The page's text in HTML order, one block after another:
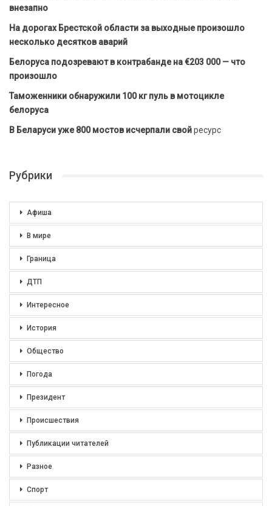
внезапно
На дорогах Брестской области за выходные произошло
несколько десятков аварий
Белоруса подозревают в контрабанде на €203 000 — что
произошло
Таможенники обнаружили 100 кг пуль в мотоцикле
белоруса
В Беларуси уже 800 мостов исчерпали свойресурс
Рубрики
Афиша
В мире
Граница
ДТП
Интересное
История
Общество
Погода
Президент
Происшествия
Публикации читателей
Разное
Спорт